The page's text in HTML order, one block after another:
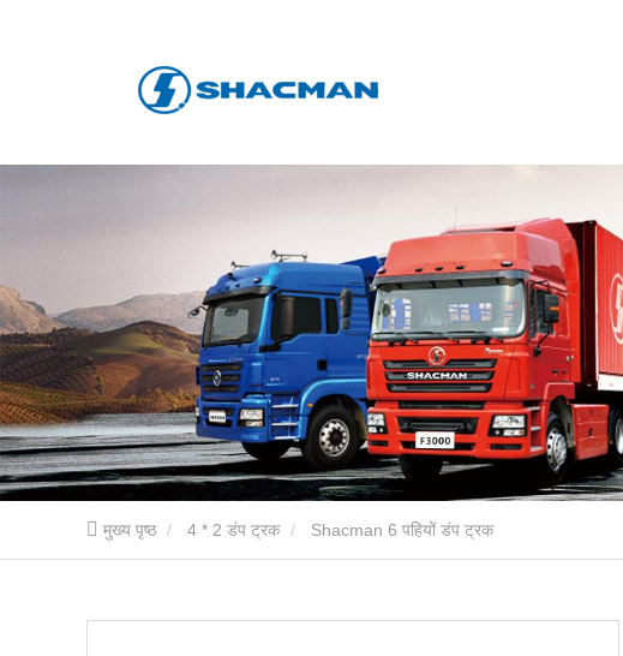
मुख्य पृष्ठ 4 * 2 डंप ट्रक Shacman 6 पहियों डंप ट्रक